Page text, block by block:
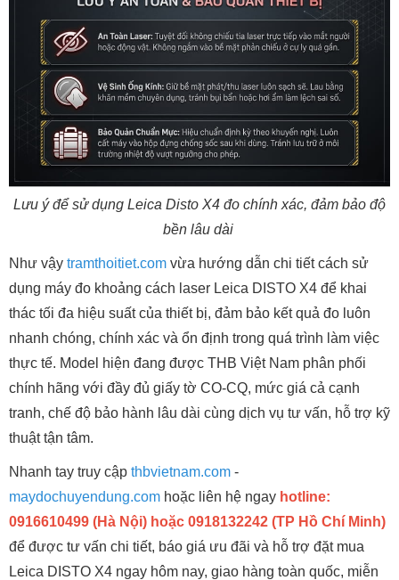
Lưu ý để sử dụng Leica Disto X4 đo chính xác, đảm bảo độ
bền lâu dài
Như vậy tramthoitiet.com vừa hướng dẫn chi tiết cách sử
dụng máy đo khoảng cách laser Leica DISTO X4 để khai
thác tối đa hiệu suất của thiết bị, đảm bảo kết quả đo luôn
nhanh chóng, chính xác và ổn định trong quá trình làm việc
thực tế. Model hiện đang được THB Việt Nam phân phối
chính hãng với đầy đủ giấy tờ CO-CQ, mức giá cả cạnh
tranh, chế độ bảo hành lâu dài cùng dịch vụ tư vấn, hỗ trợ kỹ
thuật tận tâm.
Nhanh tay truy cập thbvietnam.com -
maydochuyendung.com hoặc liên hệ ngay hotline:
0916610499 (Hà Nội) hoặc 0918132242 (TP Hồ Chí Minh)
để được tư vấn chi tiết, báo giá ưu đãi và hỗ trợ đặt mua
Leica DISTO X4 ngay hôm nay, giao hàng toàn quốc, miễn